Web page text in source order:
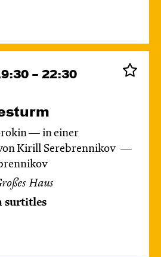
– 22:30
— in einer
Kirill Serebrennikov
Haus
surtitles